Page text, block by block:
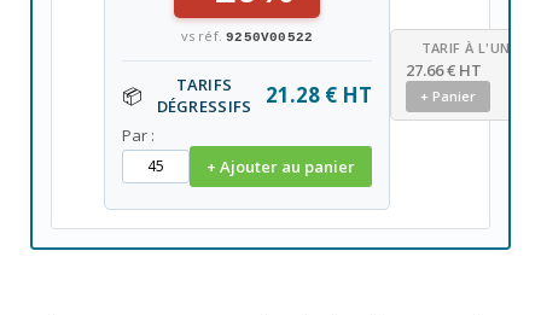
vs réf.9250V00522
📦
TARIFS
DÉGRESSIFS
21.28 € HT
Par :
+ Ajouter au panier
TARIF À L'UNITÉ
27.66 € HT
+ Panier